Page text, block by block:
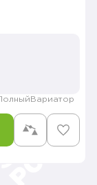
Вариатор